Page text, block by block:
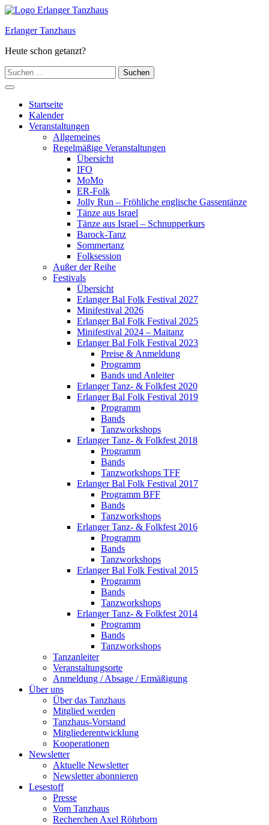
Zum
springen
Erlanger Tanzhaus
Heute schon getanzt?
Suchen
nach:
Hauptmenü
Startseite
Kalender
Veranstaltungen
Allgemeines
Regelmäßige Veranstaltungen
Übersicht
IFO
MoMo
ER-Folk
Jolly Run – Fröhliche englische Gassentänze
Tänze aus Israel
Tänze aus Israel – Schnupperkurs
Barock-Tanz
Sommertanz
Folksession
Außer der Reihe
Festivals
Übersicht
Erlanger Bal Folk Festival 2027
Minifestival 2026
Erlanger Bal Folk Festival 2025
Minifestival 2024 – Maitanz
Erlanger Bal Folk Festival 2023
Preise & Anmeldung
Programm
Bands und Anleiter
Erlanger Tanz- & Folkfest 2020
Erlanger Bal Folk Festival 2019
Programm
Bands
Tanzworkshops
Erlanger Tanz- & Folkfest 2018
Programm
Bands
Tanzworkshops TFF
Erlanger Bal Folk Festival 2017
Programm BFF
Bands
Tanzworkshops
Erlanger Tanz- & Folkfest 2016
Programm
Bands
Tanzworkshops
Erlanger Bal Folk Festival 2015
Programm
Bands
Tanzworkshops
Erlanger Tanz- & Folkfest 2014
Programm
Bands
Tanzworkshops
Tanzanleiter
Veranstaltungsorte
Anmeldung / Absage / Ermäßigung
Über uns
Über das Tanzhaus
Mitglied werden
Tanzhaus-Vorstand
Mitgliederentwicklung
Kooperationen
Newsletter
Aktuelle Newsletter
Newsletter abonnieren
Lesestoff
Presse
Vom Tanzhaus
Recherchen Axel Röhrborn